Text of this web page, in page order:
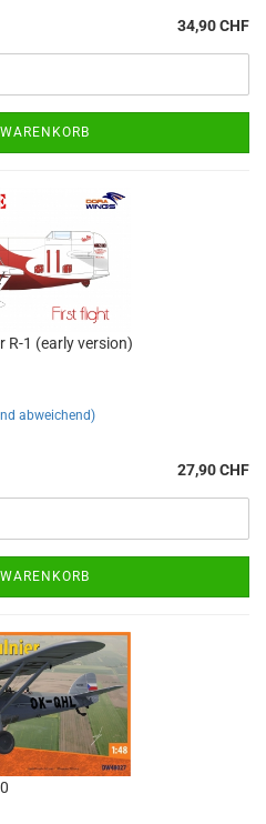
34,90 CHF
R-1 (early version)
abweichend)
27,90 CHF